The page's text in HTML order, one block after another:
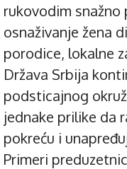
rukovodim snažno
osnaživanje žena
porodice, lokalne
Država Srbija
podsticajnog
jednake prilike da
pokreću i
Primeri